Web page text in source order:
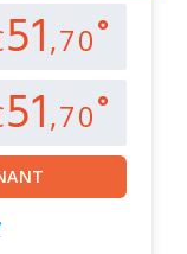
51,70
51,70